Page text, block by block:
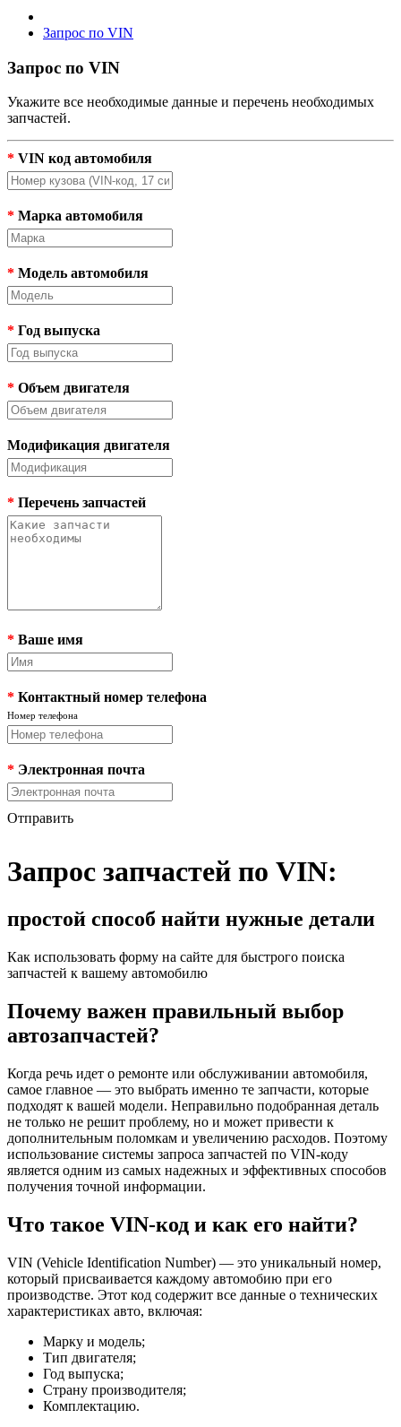
Запрос по VIN
Запрос по VIN
Укажите все необходимые данные и перечень необходимых
запчастей.
* VIN код автомобиля
* Марка автомобиля
* Модель автомобиля
* Год выпуска
* Объем двигателя
Модификация двигателя
* Перечень запчастей
* Ваше имя
* Контактный номер телефона
Номер телефона
* Электронная почта
Отправить
Запрос запчастей по VIN:
простой способ найти нужные детали
Как использовать форму на сайте для быстрого поиска
запчастей к вашему автомобилю
Почему важен правильный выбор
автозапчастей?
Когда речь идет о ремонте или обслуживании автомобиля,
самое главное — это выбрать именно те запчасти, которые
подходят к вашей модели. Неправильно подобранная деталь
не только не решит проблему, но и может привести к
дополнительным поломкам и увеличению расходов. Поэтому
использование системы запроса запчастей по VIN-коду
является одним из самых надежных и эффективных способов
получения точной информации.
Что такое VIN-код и как его найти?
VIN (Vehicle Identification Number) — это уникальный номер,
который присваивается каждому автомобию при его
производстве. Этот код содержит все данные о технических
характеристиках авто, включая:
Марку и модель;
Тип двигателя;
Год выпуска;
Страну производителя;
Комплектацию.